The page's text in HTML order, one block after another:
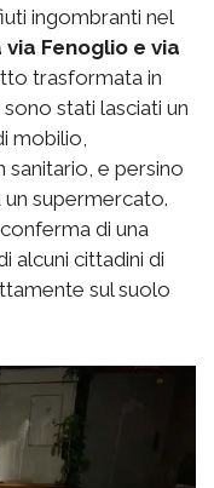
ingombranti nel
via Fenoglio e via
trasformata in
stati lasciati un
mobilio,
sanitario, e persino
supermercato.
di una
alcuni cittadini di
sul suolo